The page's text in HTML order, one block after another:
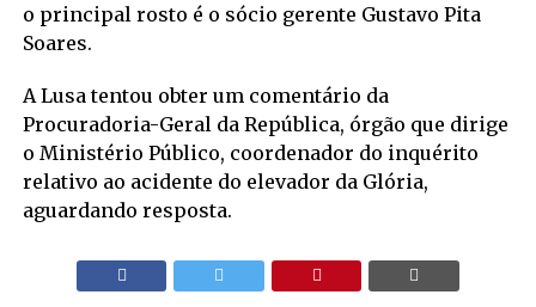
o principal rosto é o sócio gerente Gustavo Pita
Soares.
A Lusa tentou obter um comentário da
Procuradoria-Geral da República, órgão que dirige
o Ministério Público, coordenador do inquérito
relativo ao acidente do elevador da Glória,
aguardando resposta.